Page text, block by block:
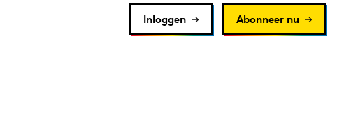
Inloggen Abonneer nu